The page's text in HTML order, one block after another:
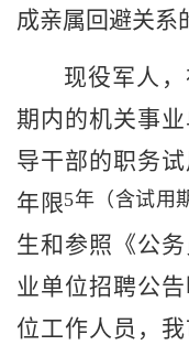
成亲属回避关系
现役军人
期内的机关事
导干部的职务试
年限5年（含试用
生和参照《公
业单位招聘公告
位工作人员 ，